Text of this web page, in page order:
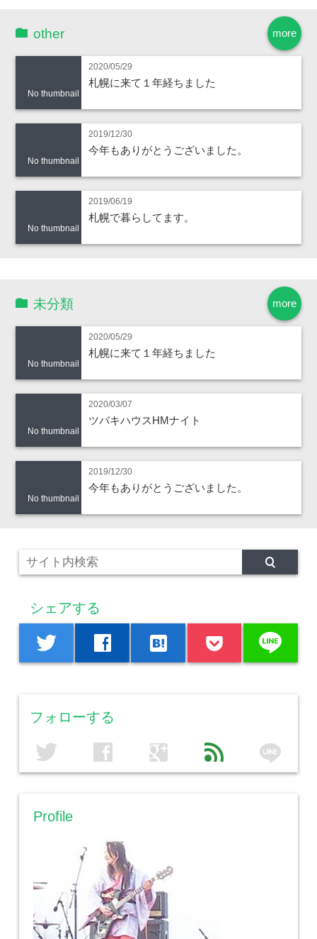
more
other
No thumbnail
2020/05/29
札幌に来て１年経ちました
No thumbnail
2019/12/30
今年もありがとうございました。
No thumbnail
2019/06/19
札幌で暮らしてます。
more
未分類
No thumbnail
2020/05/29
札幌に来て１年経ちました
No thumbnail
2020/03/07
ツバキハウスHMナイト
No thumbnail
2019/12/30
今年もありがとうございました。
シェアする
twitter facebook hatenabookmark line
フォローする
twitter facebook google feed line
Profile